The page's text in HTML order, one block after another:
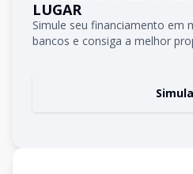
LUGAR
Simule seu financiamento em
bancos e consiga a melhor